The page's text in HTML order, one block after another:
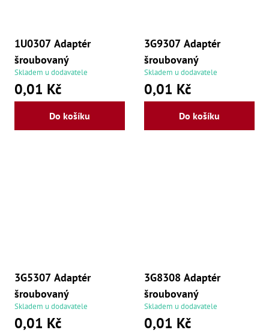
1U0307 Adaptér
šroubovaný
Skladem u dodavatele
0,01 Kč
Do košíku
3G9307 Adaptér
šroubovaný
Skladem u dodavatele
0,01 Kč
Do košíku
3G5307 Adaptér
šroubovaný
Skladem u dodavatele
0,01 Kč
3G8308 Adaptér
šroubovaný
Skladem u dodavatele
0,01 Kč